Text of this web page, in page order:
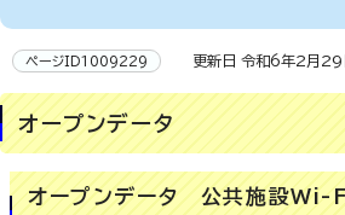
ページID1009229 更新日 令和6年2月29
オープンデータ
オープンデータ 公共施設Wi-